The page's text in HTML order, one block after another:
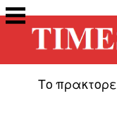
Μετάβαση
στο
περιεχόμενο
Το